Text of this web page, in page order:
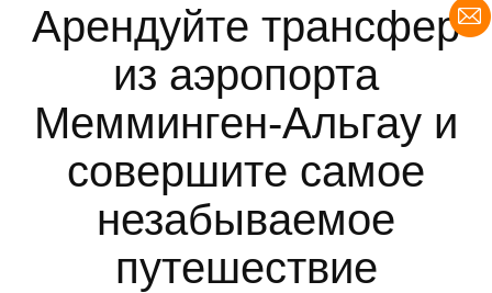
Арендуйте трансфер
из аэропорта
Мемминген-Альгау и
совершите самое
незабываемое
путешествие